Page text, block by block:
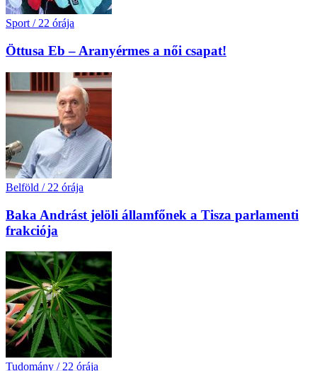
Sport / 22 órája
Öttusa Eb – Aranyérmes a női csapat!
Belföld / 22 órája
Baka Andrást jelöli államfőnek a Tisza parlamenti
frakciója
Tudomány / 22 órája